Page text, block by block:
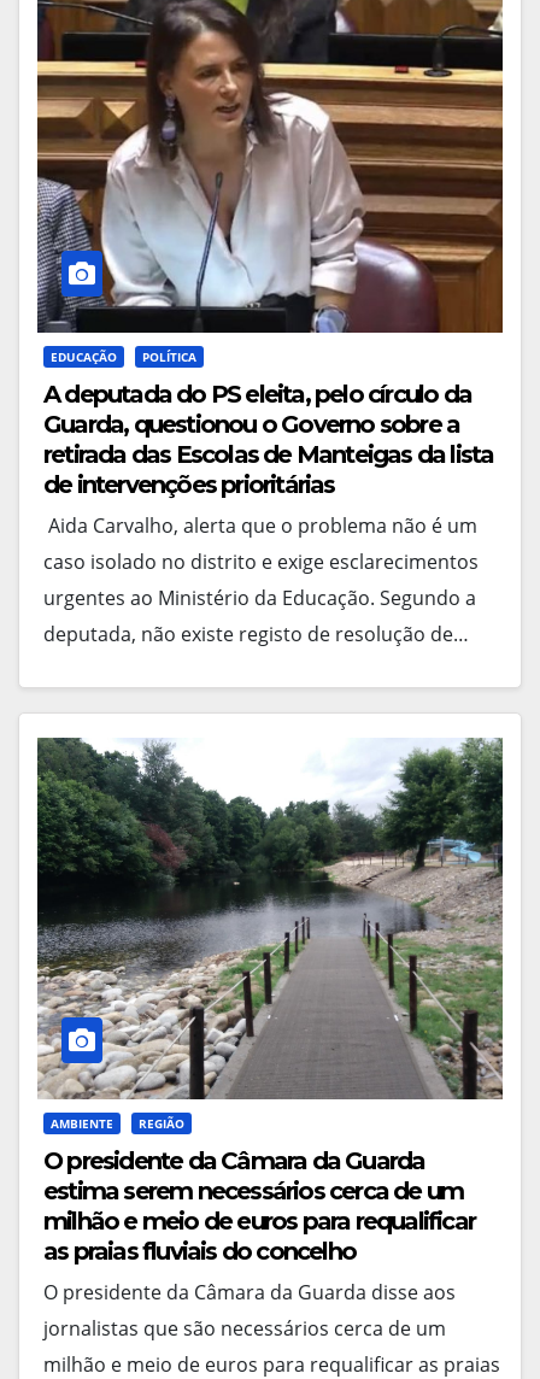
EDUCAÇÃO POLÍTICA
A deputada do PS eleita, pelo círculo da
Guarda, questionou o Governo sobre a
retirada das Escolas de Manteigas da lista
de intervenções prioritárias
Aida Carvalho, alerta que o problema não é um
caso isolado no distrito e exige esclarecimentos
urgentes ao Ministério da Educação. Segundo a
deputada, não existe registo de resolução de…
AMBIENTE REGIÃO
O presidente da Câmara da Guarda
estima serem necessários cerca de um
milhão e meio de euros para requalificar
as praias fluviais do concelho
O presidente da Câmara da Guarda disse aos
jornalistas que são necessários cerca de um
milhão e meio de euros para requalificar as praias